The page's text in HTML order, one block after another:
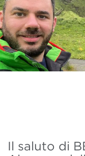
Il saluto di